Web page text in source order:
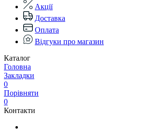
Акції
Доставка
Оплата
Відгуки про магазин
Каталог
Головна
Закладки
0
Порівняти
0
Контакти